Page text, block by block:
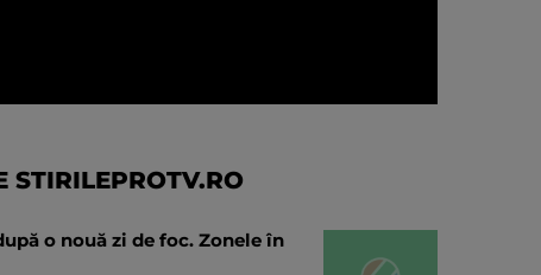
STIRILEPROTV.RO
o nouă zi de foc. Zonele în